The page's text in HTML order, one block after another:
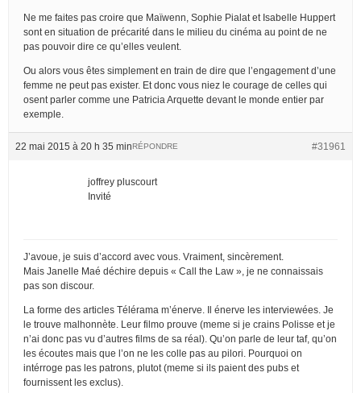
Ne me faites pas croire que Maïwenn, Sophie Pialat et Isabelle Huppert
sont en situation de précarité dans le milieu du cinéma au point de ne
pas pouvoir dire ce qu’elles veulent.
Ou alors vous êtes simplement en train de dire que l’engagement d’une
femme ne peut pas exister. Et donc vous niez le courage de celles qui
osent parler comme une Patricia Arquette devant le monde entier par
exemple.
22 mai 2015 à 20 h 35 min #31961
RÉPONDRE
joffrey pluscourt
Invité
J’avoue, je suis d’accord avec vous. Vraiment, sincèrement.
Mais Janelle Maé déchire depuis « Call the Law », je ne connaissais
pas son discour.
La forme des articles Télérama m’énerve. Il énerve les interviewées. Je
le trouve malhonnète. Leur filmo prouve (meme si je crains Polisse et je
n’ai donc pas vu d’autres films de sa réal). Qu’on parle de leur taf, qu’on
les écoutes mais que l’on ne les colle pas au pilori. Pourquoi on
intérroge pas les patrons, plutot (meme si ils paient des pubs et
fournissent les exclus).